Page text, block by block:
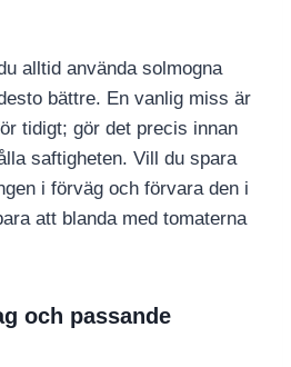
alltid använda solmogna
bättre. En vanlig miss är
tidigt; gör det precis innan
saftigheten. Vill du spara
i förväg och förvara den i
att blanda med tomaterna
och passande